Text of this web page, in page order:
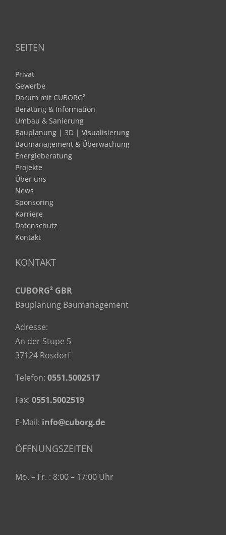
SEITEN
Privat
Gewerbe
Darum mit CUBORG²
Beratung & Information
Umbau & Sanierung
Bauplanung | 3D | Visualisierung
Baumanagement & Überwachung
Energieberatung
Projekte
Über uns
News
Sponsoring
Karriere
Datenschutz
Kontakt
KONTAKT
CUBORG² GBR
Bauplanung Baumanagement
Adresse:
An der Stupe 5
37124 Rosdorf
Telefon: 0551.5002517
Fax: 0551.5002519
E-Mail: info@cuborg.de
ÖFFNUNGSZEITEN
Mo. – Fr. : 8:00 – 17:00 Uhr